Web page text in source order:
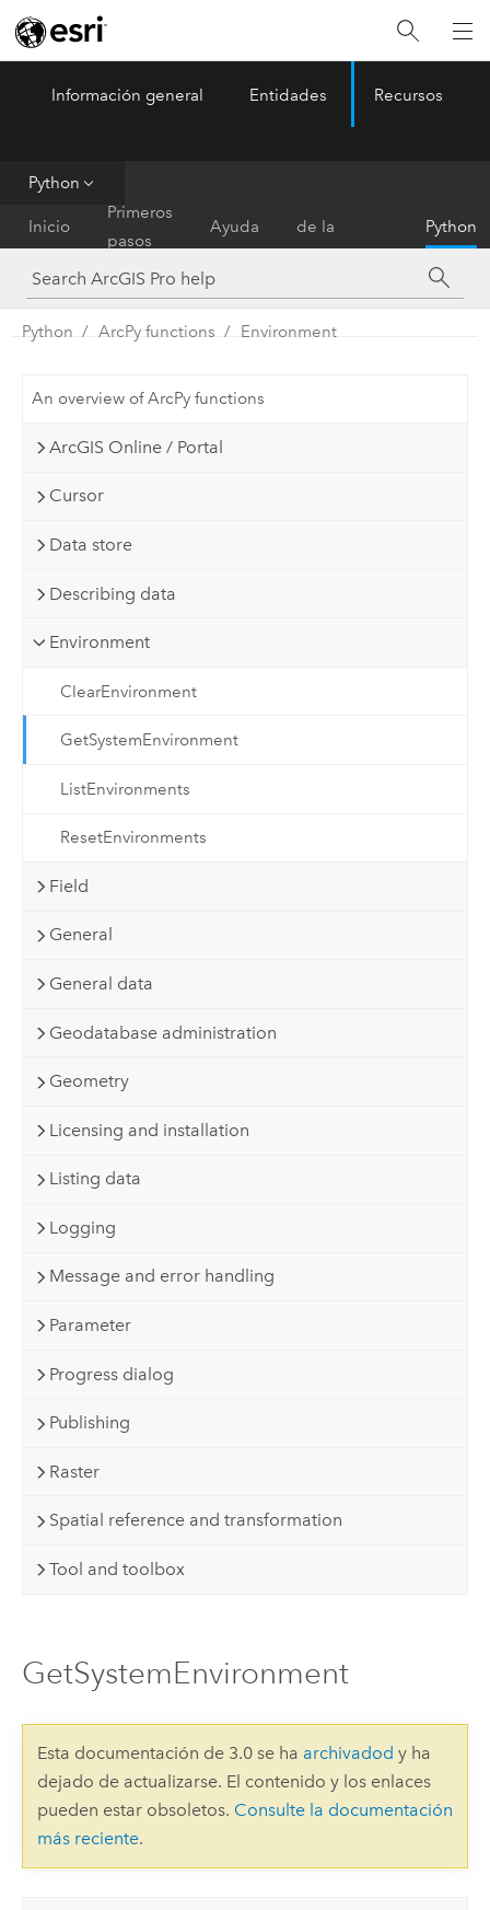
ArcGIS Pro Menu
Información general Entidades Recursos
Python
Inicio
Primeros
pasos
Ayuda
de la
herramienta
Python
Python ArcPy functions Environment
An overview of ArcPy functions
ArcGIS Online / Portal
Cursor
Data store
Describing data
Environment
ClearEnvironment
GetSystemEnvironment
ListEnvironments
ResetEnvironments
Field
General
General data
Geodatabase administration
Geometry
Licensing and installation
Listing data
Logging
Message and error handling
Parameter
Progress dialog
Publishing
Raster
Spatial reference and transformation
Tool and toolbox
GetSystemEnvironment
Esta documentación de 3.0 se ha archivadod y ha
dejado de actualizarse. El contenido y los enlaces
pueden estar obsoletos. Consulte la documentación
más reciente.